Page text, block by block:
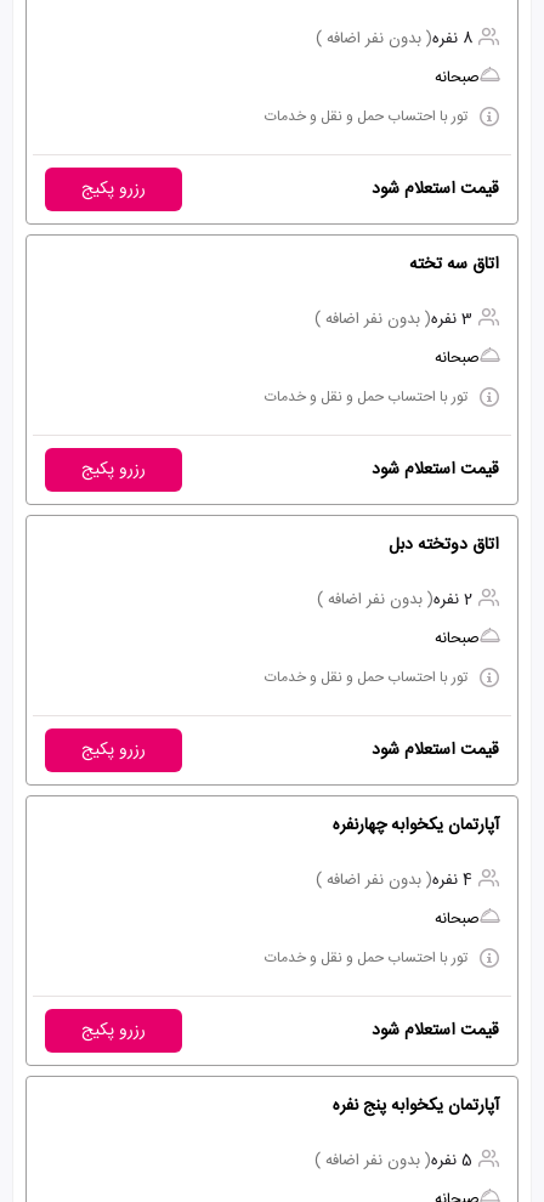
8 نفره
( بدون نفر اضافه )
صبحانه
تور با احتساب حمل و نقل و خدمات
قیمت استعلام شود رزرو پکیج
اتاق سه تخته
3 نفره
( بدون نفر اضافه )
صبحانه
تور با احتساب حمل و نقل و خدمات
قیمت استعلام شود رزرو پکیج
اتاق دوتخته دبل
2 نفره
( بدون نفر اضافه )
صبحانه
تور با احتساب حمل و نقل و خدمات
قیمت استعلام شود رزرو پکیج
آپارتمان یکخوابه چهارنفره
4 نفره
( بدون نفر اضافه )
صبحانه
تور با احتساب حمل و نقل و خدمات
قیمت استعلام شود رزرو پکیج
آپارتمان یکخوابه پنج نفره
5 نفره
( بدون نفر اضافه )